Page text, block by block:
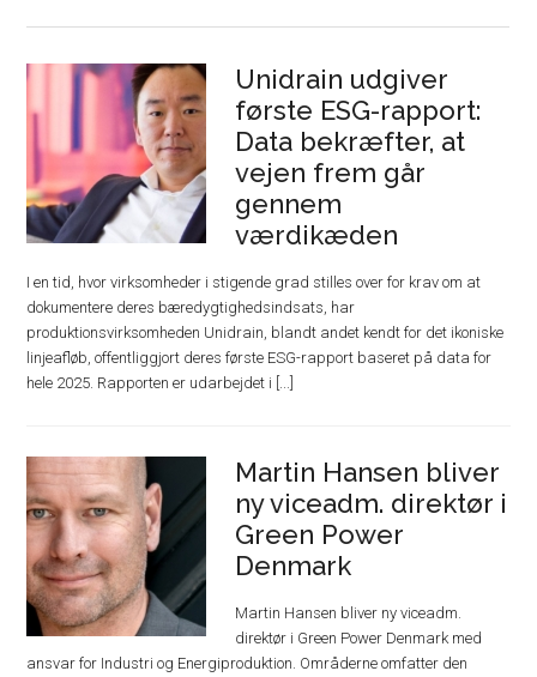
Unidrain udgiver
første ESG-rapport:
Data bekræfter, at
vejen frem går
gennem
værdikæden
I en tid, hvor virksomheder i stigende grad stilles over for krav om at
dokumentere deres bæredygtighedsindsats, har
produktionsvirksomheden Unidrain, blandt andet kendt for det ikoniske
linjeafløb, offentliggjort deres første ESG-rapport baseret på data for
hele 2025. Rapporten er udarbejdet i [...]
Martin Hansen bliver
ny viceadm. direktør i
Green Power
Denmark
Martin Hansen bliver ny viceadm.
direktør i Green Power Denmark med
ansvar for Industri og Energiproduktion. Områderne omfatter den